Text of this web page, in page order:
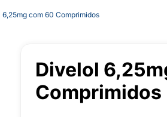
6,25mg com 60 Comprimidos
Divelol
Comprimidos